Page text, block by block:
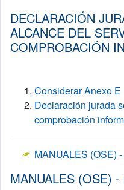
DECLARACIÓN
ALCANCE DEL
COMPROBACIÓN
Considerar Anexo E
Declaración jurada
comprobación
MANUALES (OSE)
MANUALES (OSE) -